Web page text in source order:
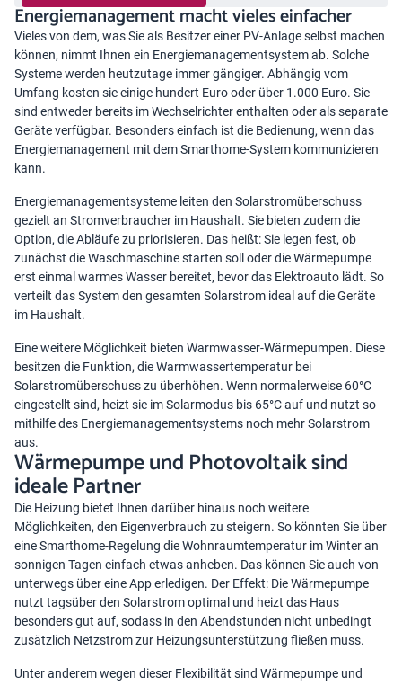
Energiemanagement macht vieles einfacher
Vieles von dem, was Sie als Besitzer einer PV-Anlage selbst machen
können, nimmt Ihnen ein Energiemanagementsystem ab. Solche
Systeme werden heutzutage immer gängiger. Abhängig vom
Umfang kosten sie einige hundert Euro oder über 1.000 Euro. Sie
sind entweder bereits im Wechselrichter enthalten oder als separate
Geräte verfügbar. Besonders einfach ist die Bedienung, wenn das
Energiemanagement mit demSmarthome-System kommunizieren
kann.
Energiemanagementsysteme leiten den Solarstromüberschuss
gezielt an Stromverbraucher im Haushalt. Sie bieten zudem die
Option, die Abläufe zu priorisieren. Das heißt: Sie legen fest, ob
zunächst die Waschmaschine starten soll oder die Wärmepumpe
erst einmal warmes Wasser bereitet, bevor das Elektroauto lädt. So
verteilt das System den gesamten Solarstrom ideal auf die Geräte
im Haushalt.
Eine weitere Möglichkeit bieten Warmwasser-Wärmepumpen. Diese
besitzen die Funktion, die Warmwassertemperatur bei
Solarstromüberschuss zu überhöhen. Wenn normalerweise 60°C
eingestellt sind, heizt sie im Solarmodus bis 65°C auf und nutzt so
mithilfe des Energiemanagementsystems noch mehr Solarstrom
aus.
Wärmepumpe und Photovoltaik sind
ideale Partner
Die Heizung bietet Ihnen darüber hinaus noch weitere
Möglichkeiten, den Eigenverbrauch zu steigern. So könnten Sie über
eine Smarthome-Regelung die Wohnraumtemperatur im Winter an
sonnigen Tagen einfach etwas anheben. Das können Sie auch von
unterwegs über eine App erledigen. Der Effekt: Die Wärmepumpe
nutzt tagsüber den Solarstrom optimal und heizt das Haus
besonders gut auf, sodass in den Abendstunden nicht unbedingt
zusätzlich Netzstrom zur Heizungsunterstützung fließen muss.
Unter anderem wegen dieser Flexibilität sind Wärmepumpe und